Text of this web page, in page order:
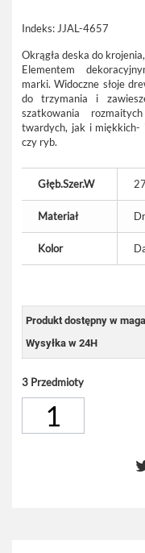
Indeks: JJAL-4657
Okrągła deska do
Elementem
marki. Widoczne słoje
do trzymania i
szatkowania
twardych, jak i miękkich-
czy ryb.
Głęb.Szer.W
Materiał
Kolor
Produkt dostępny w
Wysyłka w 24H
3 Przedmioty